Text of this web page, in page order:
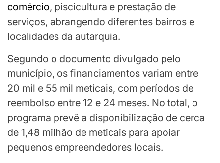
comércio, piscicultura e prestação de
serviços, abrangendo diferentes bairros e
localidades da autarquia.
Segundo o documento divulgado pelo
município, os financiamentos variam entre
20 mil e 55 mil meticais, com períodos de
reembolso entre 12 e 24 meses. No total, o
programa prevê a disponibilização de cerca
de 1,48 milhão de meticais para apoiar
pequenos empreendedores locais.